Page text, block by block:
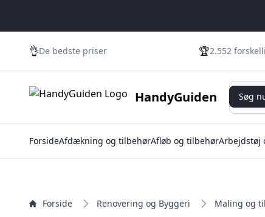
👌De bedste priser 🏆2.552
HandyGuiden
Søg nu
Søg
ForsideAfdækning og tilbehørAfløb og tilbehørArbejdstøj
Forside Renovering og Byggeri Maling og